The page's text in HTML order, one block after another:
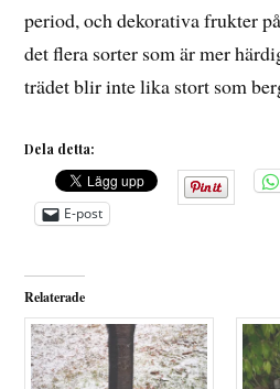
period, och dekorativa frukter
det flera sorter som är mer
trädet blir inte lika stort som
Dela detta:
E-post
Relaterade